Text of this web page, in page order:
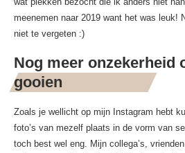
meenemen naar 2019 want het was leuk!
niet te vergeten :)
Nog meer onzekerheid
gooien
Zoals je wellicht op mijn Instagram hebt
foto’s van mezelf plaats in de vorm van
toch best wel eng. Mijn collega’s,